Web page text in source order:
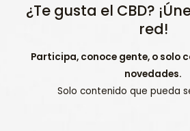
¿Te gusta el CBD?
red!
Participa, conoce gente, o solo
novedades.
Solo contenido que pueda